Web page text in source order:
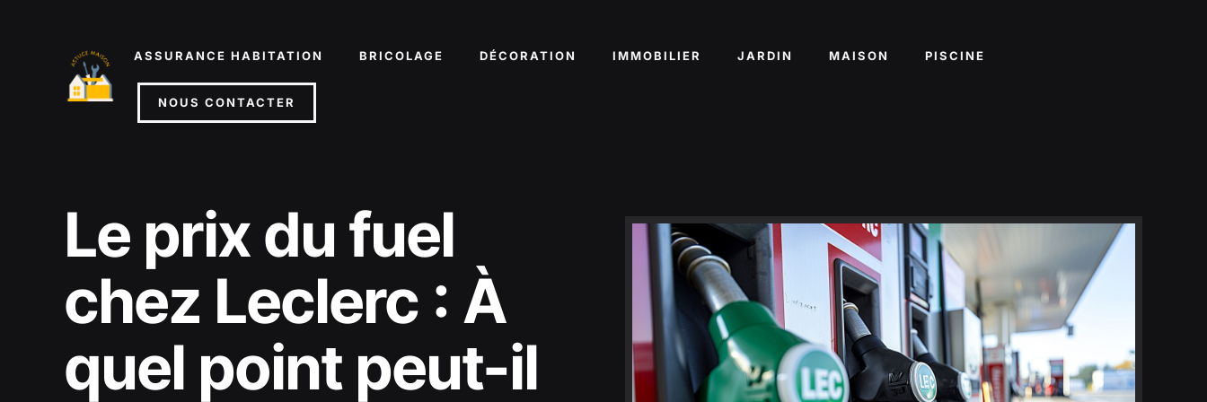
ASSURANCE HABITATION BRICOLAGE DÉCORATION IMMOBILIER JARDIN MAISON PISCINE
NOUS CONTACTER
Le prix du fuel
chez Leclerc : À
quel point peut-il